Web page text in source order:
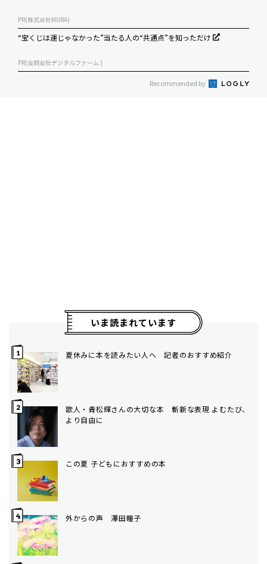
PR(株式会社MURA)
“宝くじは運じゃなかった”当たる人の“共通点”を知っただけ
PR(合同会社デジタルファーム )
Recommended by
いま読まれています
夏休みに本を読みたい人へ 記者のおすすめ紹介
歌人・青松輝さんの大切な本 斬新な表現 よむたび、
より自由に
この夏 子どもにおすすめの本
外からの声 澤田瞳子